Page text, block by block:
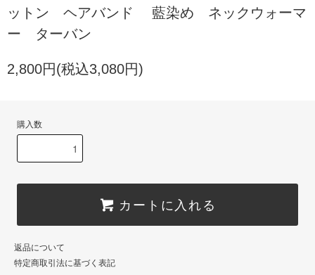
ットン ヘアバンド 藍染め ネックウォーマ
ー ターバン
2,800円(税込3,080円)
購入数
カートに入れる
返品について
特定商取引法に基づく表記